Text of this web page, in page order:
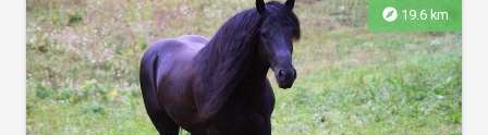
explore 19.6 km